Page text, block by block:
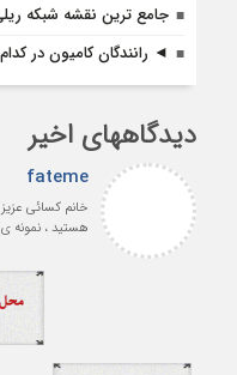
جامع ترین نقشه شبکه
◄ رانندگان کامیون در
دیدگاههای اخیر
fateme
خانم کسائی
هستید ، نمونه